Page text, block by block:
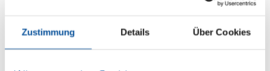
Zustimmung Details Über Cookies